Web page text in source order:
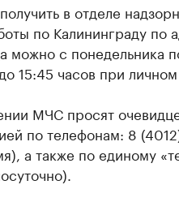
в отделе
по Калининграду по
можно с понедельника
15:45 часов при личном
МЧС просят
по телефонам: 8
а также по единому